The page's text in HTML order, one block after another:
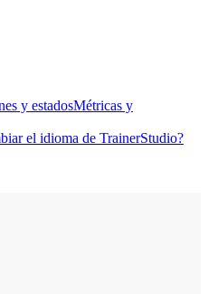
y estadosMétricas y
el idioma de TrainerStudio?